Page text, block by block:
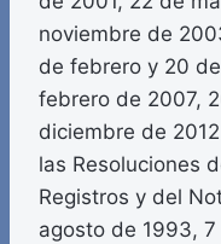
noviembre de
de febrero y 20
febrero de 2007,
diciembre de
las Resoluciones
Registros y del
agosto de 1993,